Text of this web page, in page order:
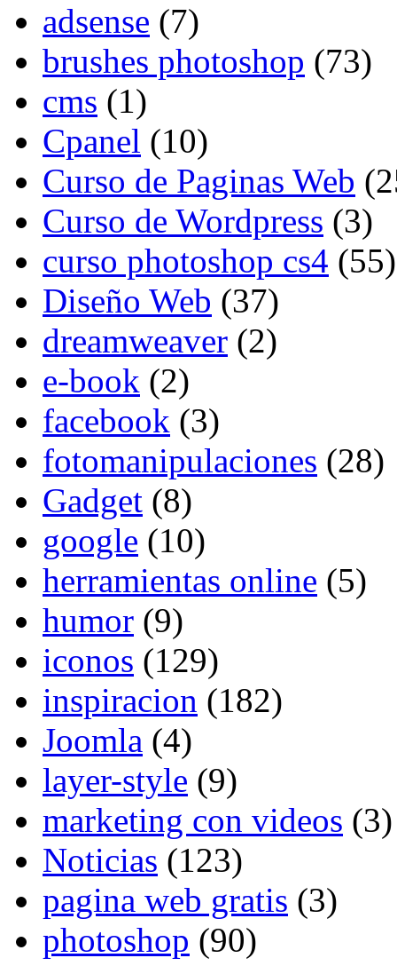
adsense (7)
brushes photoshop (73)
cms (1)
Cpanel (10)
Curso de Paginas Web
Curso de Wordpress (3)
curso photoshop cs4 (55)
Diseño Web (37)
dreamweaver (2)
e-book (2)
facebook (3)
fotomanipulaciones (28)
Gadget (8)
google (10)
herramientas online (5)
humor (9)
iconos (129)
inspiracion (182)
Joomla (4)
layer-style (9)
marketing con videos (3)
Noticias (123)
pagina web gratis (3)
photoshop (90)